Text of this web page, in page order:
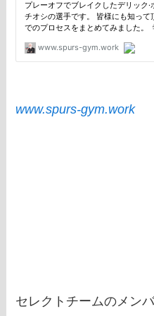
www.spurs-gym.work
セレクトチームのメン